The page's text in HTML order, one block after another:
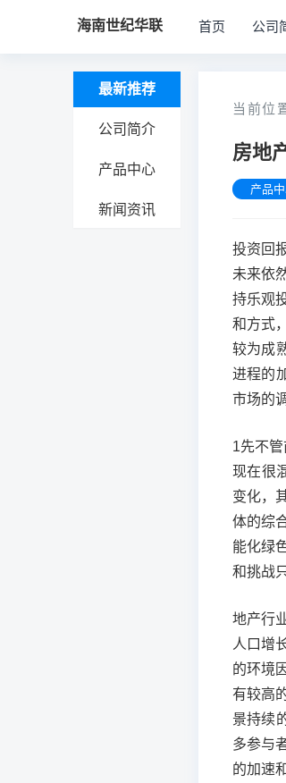
海南世纪华联 首页 公司
最新推荐
公司简介
产品中心
新闻资讯
当前位
房地
产品
投资回
未来依
持乐观
和方式
较为成
进程的
市场的
1先不
现在很
变化，
体的综
能化绿
和挑战
地产行
人口增
的环境
有较高
景持续
多参与
的加速